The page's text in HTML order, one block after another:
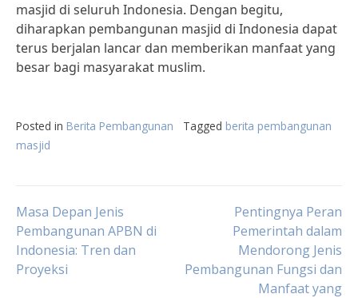
masjid di seluruh Indonesia. Dengan begitu,
diharapkan pembangunan masjid di Indonesia dapat
terus berjalan lancar dan memberikan manfaat yang
besar bagi masyarakat muslim.
Posted in Berita Pembangunan Tagged berita pembangunan
masjid
Post
navigation
Masa Depan Jenis
Pembangunan APBN di
Indonesia: Tren dan
Proyeksi
Pentingnya Peran
Pemerintah dalam
Mendorong Jenis
Pembangunan Fungsi dan
Manfaat yang